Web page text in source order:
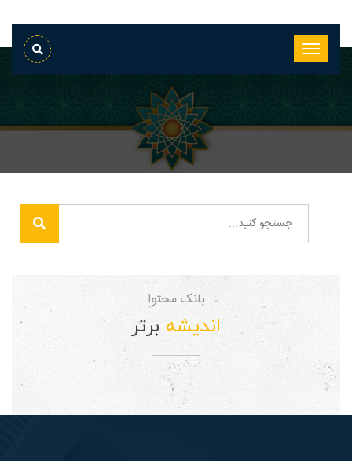
بانک محتوا
اندیشه برتر